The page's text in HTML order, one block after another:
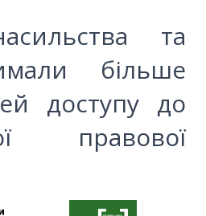
та
більше
доступу до
правової